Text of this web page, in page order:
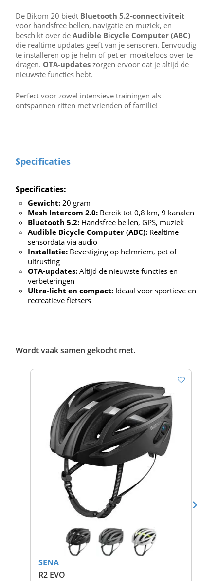
De Bikom 20 biedt Bluetooth 5.2-connectiviteit
voor handsfree bellen, navigatie en muziek, en
beschikt over de Audible Bicycle Computer (ABC)
die realtime updates geeft van je sensoren. Eenvoudig
te installeren op je helm of pet en moeiteloos over te
dragen. OTA-updates zorgen ervoor dat je altijd de
nieuwste functies hebt.
Perfect voor zowel intensieve trainingen als
ontspannen ritten met vrienden of familie!
Specificaties
Specificaties:
Gewicht: 20 gram
Mesh Intercom 2.0: Bereik tot 0,8 km, 9 kanalen
Bluetooth 5.2: Handsfree bellen, GPS, muziek
Audible Bicycle Computer (ABC): Realtime
sensordata via audio
Installatie: Bevestiging op helmriem, pet of
uitrusting
OTA-updates: Altijd de nieuwste functies en
verbeteringen
Ultra-licht en compact: Ideaal voor sportieve en
recreatieve fietsers
Wordt vaak samen gekocht met.
SENA
R2 EVO